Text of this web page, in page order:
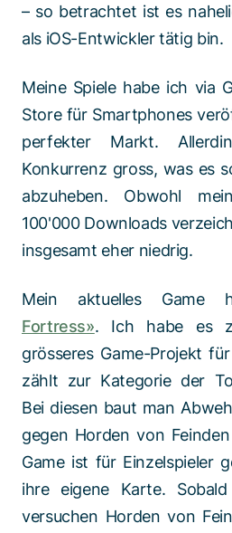
– so betrachtet ist es
als iOS-Entwickler tätig bin.
Meine Spiele habe ich via
Store für Smartphones
perfekter Markt.
Konkurrenz gross, was es
abzuheben. Obwohl
100'000 Downloads
insgesamt eher niedrig.
Mein aktuelles Game
Fortress». Ich habe es
grösseres Game-Projekt
zählt zur Kategorie der
Bei diesen baut man
gegen Horden von
Game ist für Einzelspieler
ihre eigene Karte.
versuchen Horden von